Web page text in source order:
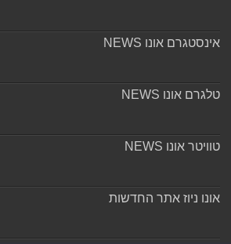
אינסטגרם אונו NEWS
טלגרם אונו NEWS
טוויטר אונו NEWS
אונו ניוז אתר החדשות